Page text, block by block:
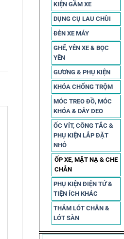
KIỆN GẦM XE
DỤNG CỤ LAU CHÙI
ĐÈN XE MÁY
GHẾ, YÊN XE & BỌC
YÊN
GƯƠNG & PHỤ KIỆN
KHÓA CHỐNG TRỘM
MÓC TREO ĐỒ, MÓC
KHÓA & DÂY ĐEO
ỐC VÍT, CÔNG TẮC &
PHỤ KIỆN LẮP ĐẶT
NHỎ
ỐP XE, MẶT NẠ & CHE
CHẮN
PHỤ KIỆN ĐIỆN TỬ &
TIỆN ÍCH KHÁC
THẢM LÓT CHÂN &
LÓT SÀN